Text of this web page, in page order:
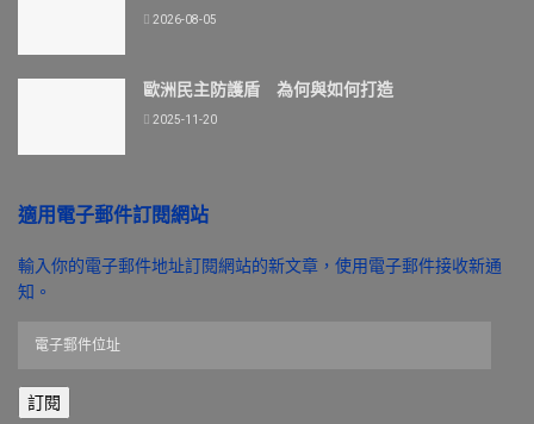
2026-08-05
歐洲民主防護盾 為何與如何打造
2025-11-20
適用電子郵件訂閱網站
輸入你的電子郵件地址訂閱網站的新文章，使用電子郵件接收新通
知。
郵
件訂閱